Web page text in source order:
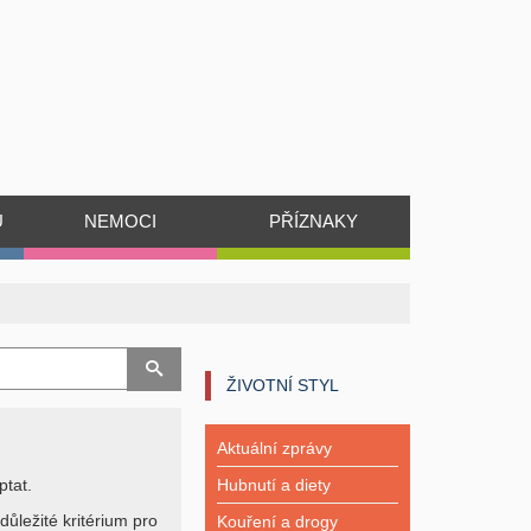
NEMOCI PŘÍZNAKY
kritérium pro
ŽIVOTNÍ STYL
Aktuální zprávy
Hubnutí a diety
Kouření a drogy